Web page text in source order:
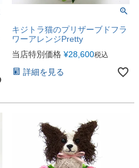
キジトラ猫のプリザーブドフラ
ワーアレンジPretty
当店特別価格 ¥28,600税込
詳細を見る